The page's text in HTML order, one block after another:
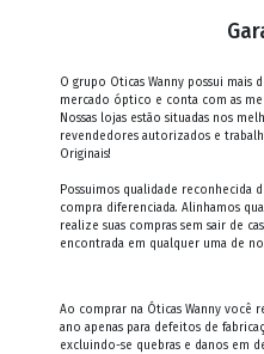
O grupo Oticas Wanny possui mais
mercado óptico e conta com as
Nossas lojas estão situadas nos
revendedores autorizados e
Originais!
Possuimos qualidade reconhecida
compra diferenciada. Alinhamos
realize suas compras sem sair de
encontrada em qualquer uma de
Ao comprar na Óticas Wanny você
ano apenas para defeitos de
excluindo-se quebras e danos em